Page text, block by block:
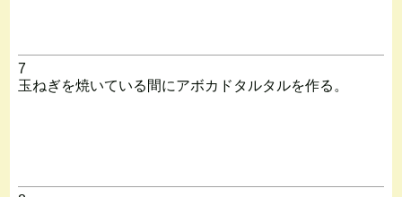
7
玉ねぎを焼いている間にアボカドタルタルを作る。